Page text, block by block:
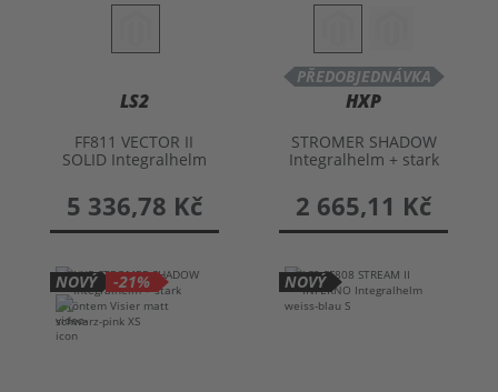
LS2
FF811 VECTOR II
SOLID Integralhelm
5 336,78 Kč
PŘEDOBJEDNÁVKA
HXP
STROMER SHADOW
Integralhelm + stark
2 665,11 Kč
NOVÝ -21% NOVÝ